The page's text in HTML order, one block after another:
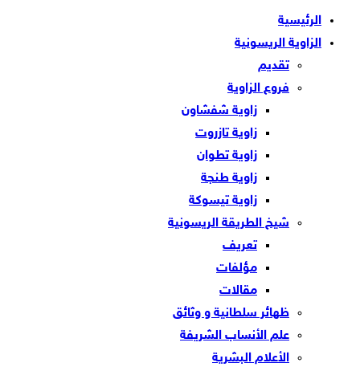
الرئيسية
الزاوية الريسونية
تقديم
فروع الزاوية
زاوية شفشاون
زاوية تازروت
زاوية تطوان
زاوية طنجة
زاوية تيسوكة
شيخ الطريقة الريسونية
تعريف
مؤلفات
مقالات
ظهائر سلطانية و وثائق
علم الأنساب الشريفة
الأعلام البشرية